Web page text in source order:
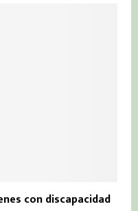
con discapacidad